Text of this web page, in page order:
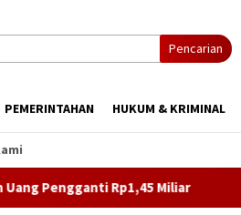
Pencarian
PEMERINTAHAN HUKUM & KRIMINAL
Miliar Potensi PAD